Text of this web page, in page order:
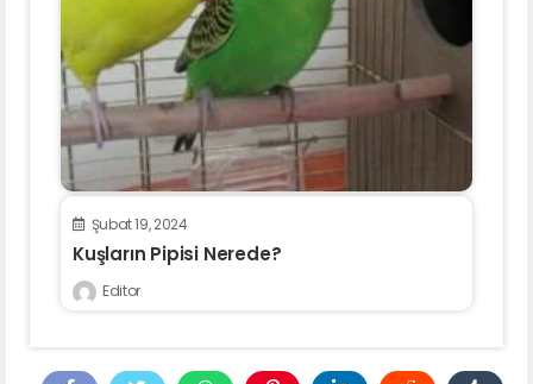
Şubat 19, 2024
Kuşların Pipisi Nerede?
Editor